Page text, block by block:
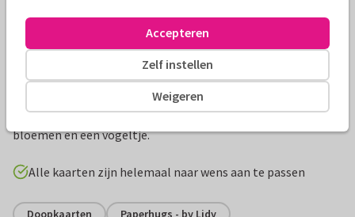
Productinformatie
Botanisch uitnodiging voor een belijdenis met eigen foto's,
bloemen en een vogeltje.
Alle kaarten zijn helemaal naar wens aan te passen
Doopkaarten Paperhugs - by Lidy
Weigeren
Zelf instellen
Accepteren